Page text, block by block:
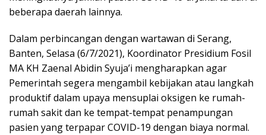
beberapa daerah lainnya.
Dalam perbincangan dengan wartawan di Serang,
Banten, Selasa (6/7/2021), Koordinator Presidium Fosil
MA KH Zaenal Abidin Syuja’i mengharapkan agar
Pemerintah segera mengambil kebijakan atau langkah
produktif dalam upaya mensuplai oksigen ke rumah-
rumah sakit dan ke tempat-tempat penampungan
pasien yang terpapar COVID-19 dengan biaya normal.